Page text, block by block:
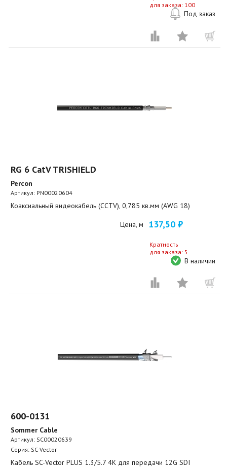
для заказа: 100
Под заказ
RG 6 CatV TRISHIELD
Percon
Артикул: PN00020604
Коаксиальный видеокабель (CCTV), 0,785 кв.мм (AWG 18)
Цена, м 137,50 ₽
Кратность
для заказа: 5
В наличии
600-0131
Sommer Cable
Артикул: SC00020639
Серия: SC-Vector
Кабель SC-Vector PLUS 1.3/5.7 4K для передачи 12G SDI